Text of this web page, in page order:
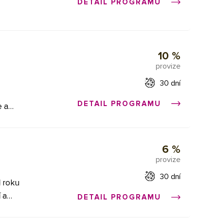
od
v
DETAIL PROGRAMU
a
10 %
provize
30 dní
DETAIL PROGRAMU
roku
a
6 %
provize
30 dní
DETAIL PROGRAMU